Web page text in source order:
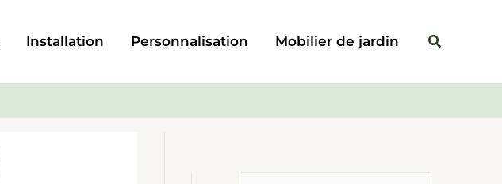
Installation Personnalisation Mobilier de jardin Rechercher